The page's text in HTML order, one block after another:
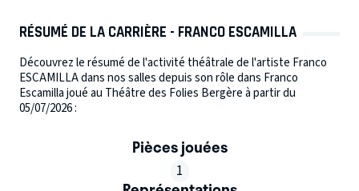
RÉSUMÉ DE LA CARRIÈRE - FRANCO ESCAMILLA
Découvrez le résumé de l'activité théâtrale de l'artiste Franco
ESCAMILLA dans nos salles depuis son rôle dans Franco
Escamilla joué au Théâtre des Folies Bergère à partir du
05/07/2026 :
Pièces jouées
1